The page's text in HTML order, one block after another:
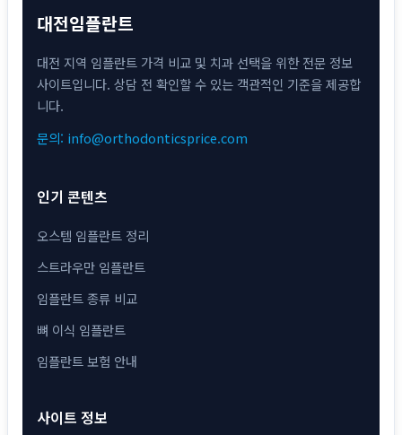
대전임플란트
대전 지역 임플란트 가격 비교 및 치과 선택을 위한 전문 정보
사이트입니다. 상담 전 확인할 수 있는 객관적인 기준을 제공합
니다.
문의: info@orthodonticsprice.com
인기 콘텐츠
오스템 임플란트 정리
스트라우만 임플란트
임플란트 종류 비교
뼈 이식 임플란트
임플란트 보험 안내
사이트 정보